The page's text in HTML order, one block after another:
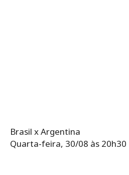
Brasil x Argentina
Quarta-feira, 30/08 às 20h30